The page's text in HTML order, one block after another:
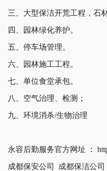
三、大型保洁开荒工程，石
四、园林绿化养护。
五、停车场管理。
六、园林施工工程。
七、单位食堂承包。
八、空气治理、检测；
九、环境消杀/生物治理
永容后勤服务官方网址 ：
成都保安公司 成都保洁公